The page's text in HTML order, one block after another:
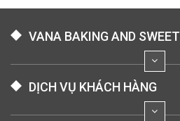
VANA BAKING AND SWEET
DỊCH VỤ KHÁCH HÀNG